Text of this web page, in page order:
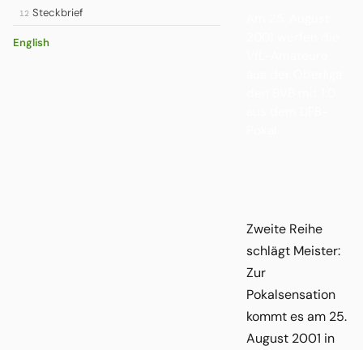
12 Steckbrief
English
Zweite Reihe
schlägt Meister:
Zur
Pokalsensation
kommt es am 25.
August 2001 in